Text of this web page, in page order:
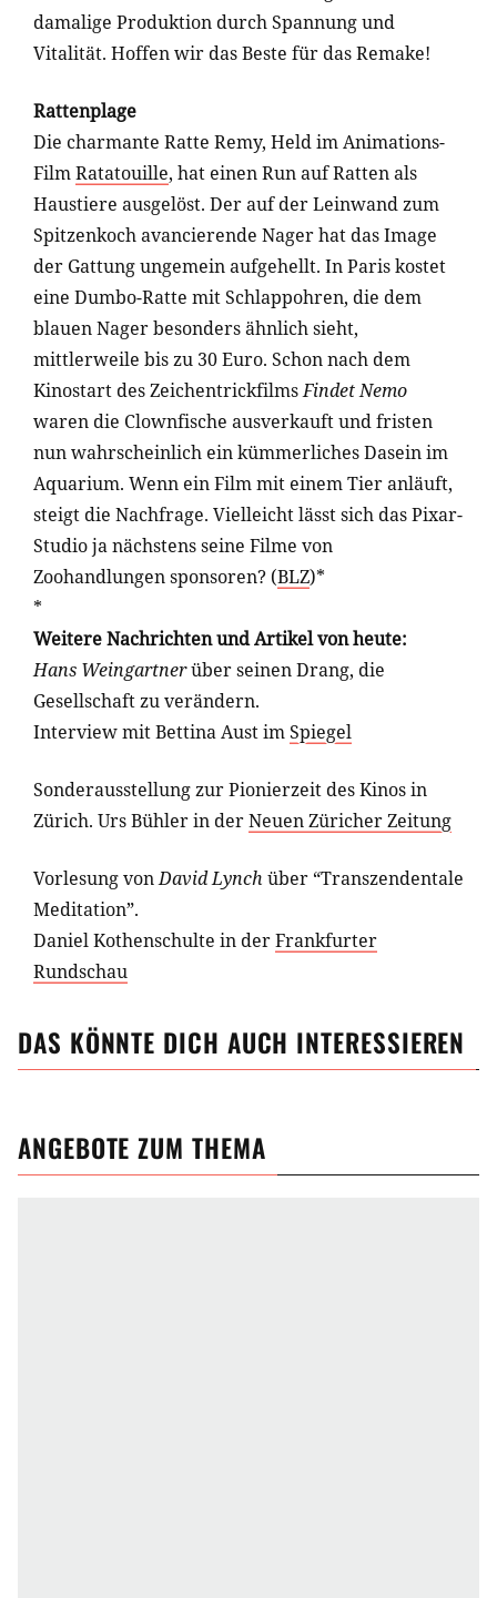
damalige Produktion durch Spannung und
Vitalität. Hoffen wir das Beste für das Remake!
Rattenplage
Die charmante Ratte Remy, Held im Animations-
FilmRatatouille, hat einen Run auf Ratten als
Haustiere ausgelöst. Der auf der Leinwand zum
Spitzenkoch avancierende Nager hat das Image
der Gattung ungemein aufgehellt. In Paris kostet
eine Dumbo-Ratte mit Schlappohren, die dem
blauen Nager besonders ähnlich sieht,
mittlerweile bis zu 30 Euro. Schon nach dem
Kinostart des ZeichentrickfilmsFindet Nemo
waren die Clownfische ausverkauft und fristen
nun wahrscheinlich ein kümmerliches Dasein im
Aquarium. Wenn ein Film mit einem Tier anläuft,
steigt die Nachfrage. Vielleicht lässt sich das Pixar-
Studio ja nächstens seine Filme von
Zoohandlungen sponsoren? (BLZ)*
*
Weitere Nachrichten und Artikel von heute:
Hans Weingartnerüber seinen Drang, die
Gesellschaft zu verändern.
Interview mit Bettina Aust imSpiegel
Sonderausstellung zur Pionierzeit des Kinos in
Zürich. Urs Bühler in derNeuen Züricher Zeitung
Vorlesung vonDavid Lynch über “Transzendentale
Meditation”.
Daniel Kothenschulte in derFrankfurter
Rundschau
DAS KÖNNTE DICH AUCH INTERESSIEREN
ANGEBOTE ZUM THEMA